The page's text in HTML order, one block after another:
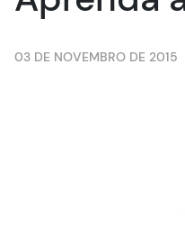
03 DE NOVEMBRO DE 2015